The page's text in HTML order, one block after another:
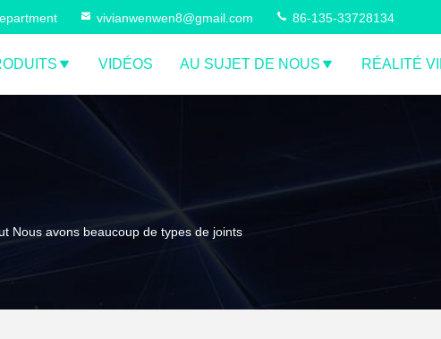
vivianwenwen8@gmail.com 86-135-33728134
VIDÉOS AU SUJET DE NOUS RÉALITÉ
Nous avons beaucoup de types de joints